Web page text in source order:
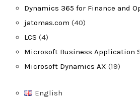
Dynamics 365 for Finance and
jatomas.com (40)
LCS (4)
Microsoft Business Application
Microsoft Dynamics AX (19)
English